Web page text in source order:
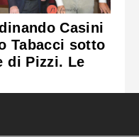
Casini
Tabacci sotto
di Pizzi. Le